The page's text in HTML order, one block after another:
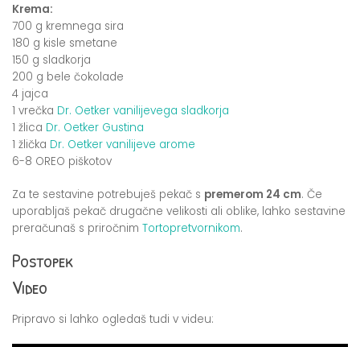
Krema:
700 g kremnega sira
180 g kisle smetane
150 g sladkorja
200 g bele čokolade
4 jajca
1 vrečka Dr. Oetker vanilijevega sladkorja
1 žlica Dr. Oetker Gustina
1 žlička Dr. Oetker vanilijeve arome
6-8 OREO piškotov
Za te sestavine potrebuješ pekač s premerom 24 cm. Če
uporabljaš pekač drugačne velikosti ali oblike, lahko sestavine
preračunaš s priročnim Tortopretvornikom.
Postopek
Video
Pripravo si lahko ogledaš tudi v videu: